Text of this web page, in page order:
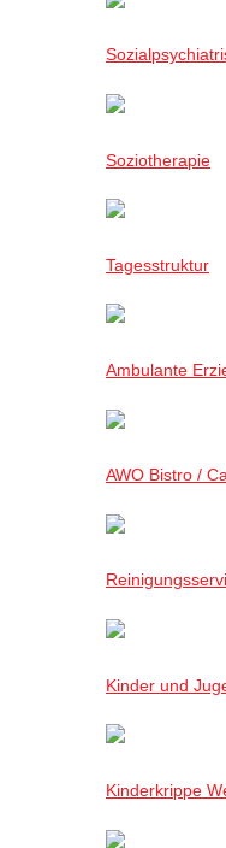
Soziotherapie
Tagesstruktur
Ambulante
AWO Bistro /
Kinder und
Kinderkrippe